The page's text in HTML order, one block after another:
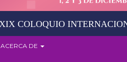
COLOQUIO
ACERCA DE